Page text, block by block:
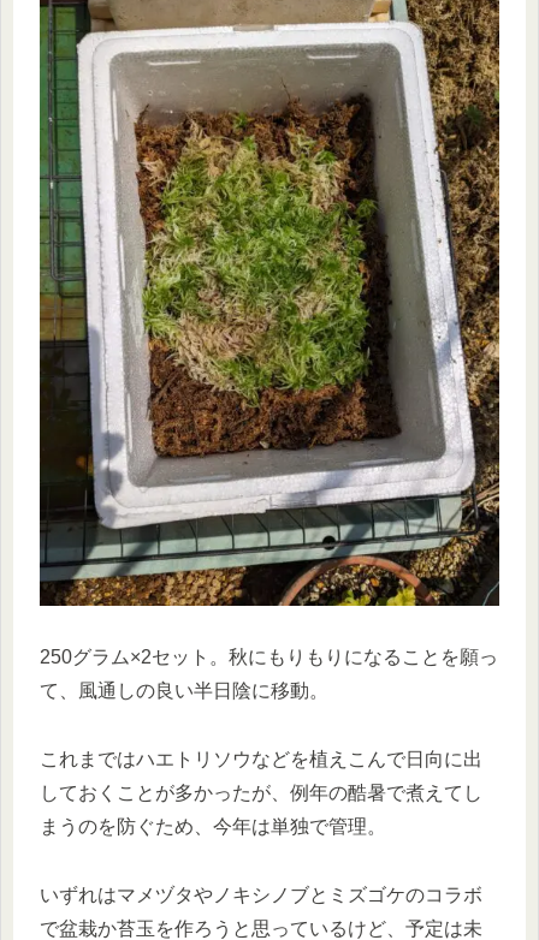
250グラム×2セット。秋にもりもりになることを願っ
て、風通しの良い半日陰に移動。
これまではハエトリソウなどを植えこんで日向に出
しておくことが多かったが、例年の酷暑で煮えてし
まうのを防ぐため、今年は単独で管理。
いずれはマメヅタやノキシノブとミズゴケのコラボ
で盆栽か苔玉を作ろうと思っているけど、予定は未